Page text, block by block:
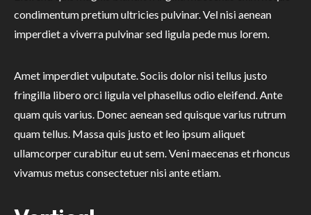
condimentum pretium ultricies pulvinar. Vel nisi aenean
imperdiet a viverra pulvinar sed ligula pede mus lorem.
Amet imperdiet vulputate. Sociis dolor nisi tellus justo
fringilla libero orci ligula vel phasellus odio eleifend. Ante
quam quis varius. Donec aenean sed quisque varius rutrum
quam tellus. Massa quis justo et leo ipsum aliquet
ullamcorper curabitur eu ut sem. Veni maecenas et rhoncus
vivamus metus consectetuer nisi ante etiam.